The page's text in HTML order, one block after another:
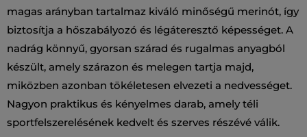
magas arányban tartalmaz kiváló minőségű merinót, így
biztosítja a hőszabályozó és légáteresztő képességet. A
nadrág könnyű, gyorsan szárad és rugalmas anyagból
készült, amely szárazon és melegen tartja majd,
miközben azonban tökéletesen elvezeti a nedvességet.
Nagyon praktikus és kényelmes darab, amely téli
sportfelszerelésének kedvelt és szerves részévé válik.